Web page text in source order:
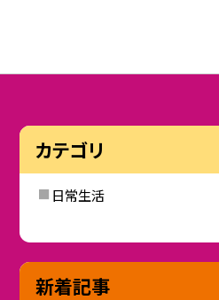
カテゴリ
日常生活
新着記事